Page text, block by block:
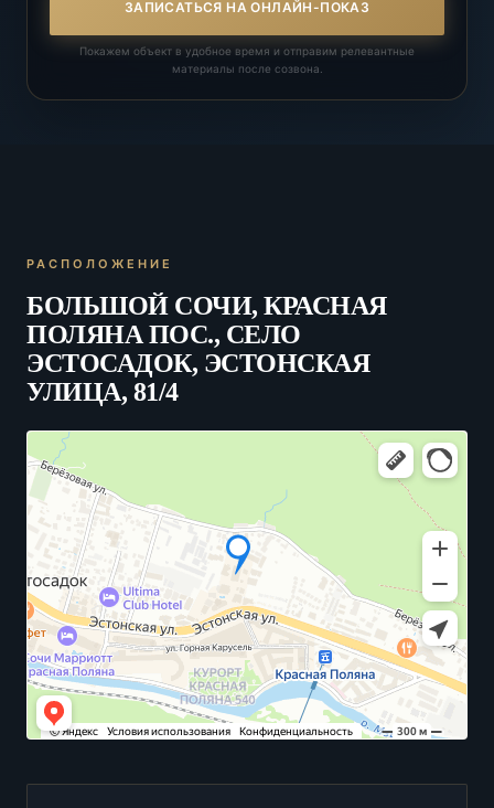
ЗАПИСАТЬСЯ НА ОНЛАЙН-ПОКАЗ
Покажем объект в удобное время и отправим релевантные
материалы после созвона.
РАСПОЛОЖЕНИЕ
БОЛЬШОЙ СОЧИ, КРАСНАЯ
ПОЛЯНА ПОС., СЕЛО
ЭСТОСАДОК, ЭСТОНСКАЯ
УЛИЦА, 81/4